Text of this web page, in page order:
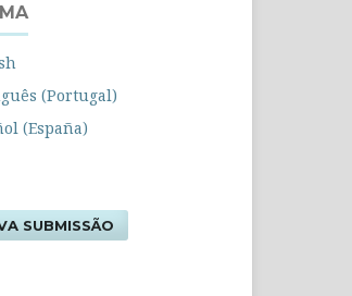
(Portugal)
(España)
SUBMISSÃO